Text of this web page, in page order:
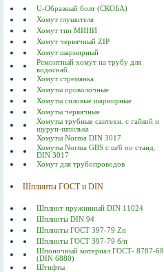
U-Образный болт (СКОБА)
Хомут глушителя
Хомут тип МИНИ
Хомут червячный ZIP
Хомут шарнирный
Ремонтный хомут на трубу для
водоснаб.
Хомут стремянка
Хомуты проволочные
Хомуты силовые шарнирные
Хомуты червячные
Хомуты трубные сантехн. с гайкой и
шуруп-шпилька
Хомуты Norma DIN 3017
Хомуты Norma GBS с ш/б по станд.
DIN 3017
Хомут для трубопроводов
Шплинты ГОСТ и DIN
Шплинт пружинный DIN 11024
Шплинты DIN 94
Шплинты ГОСТ 397-79 Zn
Шплинты ГОСТ 397-79 б/п
Шпоночный материал ГОСТ- 8787-68
(DIN 6880)
Штифты